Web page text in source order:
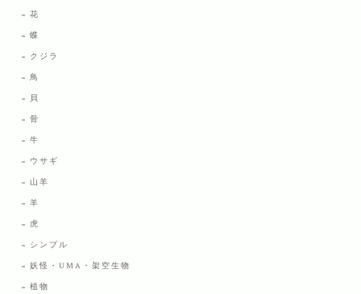
花
蝶
クジラ
鳥
貝
骨
牛
ウサギ
山羊
羊
虎
シンプル
妖怪・UMA・架空生物
植物